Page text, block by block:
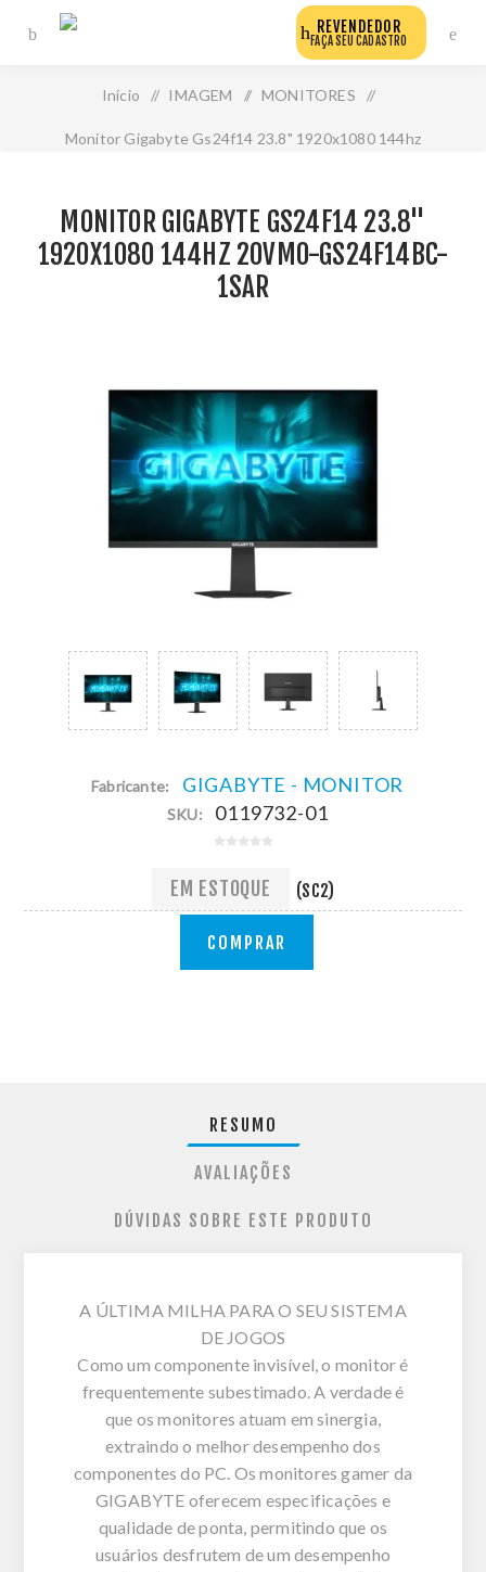
REVENDEDOR
FAÇA SEU CADASTRO
Início / IMAGEM / MONITORES /
Monitor Gigabyte Gs24f14 23.8" 1920x1080 144hz
MONITOR GIGABYTE GS24F14 23.8"
1920X1080 144HZ 20VM0-GS24F14BC-
1SAR
Fabricante: GIGABYTE - MONITOR
SKU: 0119732-01
EM ESTOQUE (SC2)
COMPRAR
RESUMO
AVALIAÇÕES
DÚVIDAS SOBRE ESTE PRODUTO
A ÚLTIMA MILHA PARA O SEU SISTEMA
DE JOGOS
Como um componente invisível, o monitor é
frequentemente subestimado. A verdade é
que os monitores atuam em sinergia,
extraindo o melhor desempenho dos
componentes do PC. Os monitores gamer da
GIGABYTE oferecem especificações e
qualidade de ponta, permitindo que os
usuários desfrutem de um desempenho